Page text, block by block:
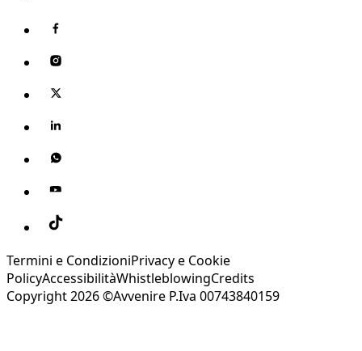
Termini e CondizioniPrivacy e Cookie
PolicyAccessibilitàWhistleblowingCredits
Copyright 2026 ©Avvenire P.Iva 00743840159